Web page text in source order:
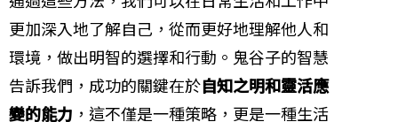
更加深入地了解自己，從而更好地理解他人和
環境，做出明智的選擇和行動。鬼谷子的智慧
告訴我們，成功的關鍵在於自知之明和靈活應
變的能力 ，這不僅是一種策略，更是一種生活